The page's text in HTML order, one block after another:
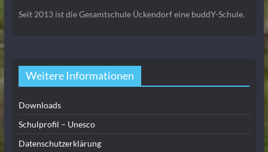
Seit 2013 ist die Gesamtschule Ückendorf eine buddY-Schule.
Weitere Informationen
Downloads
Schulprofil – Unesco
Datenschutzerklärung